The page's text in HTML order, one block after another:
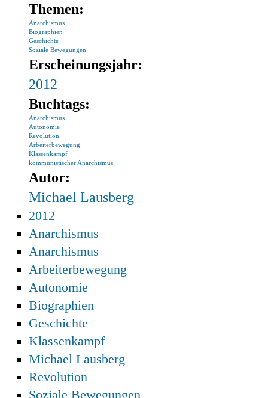
Themen:
Anarchismus
Biographien
Geschichte
Soziale Bewegungen
Erscheinungsjahr:
2012
Buchtags:
Anarchismus
Autonomie
Revolution
Arbeiterbewegung
Klassenkampf
kommunistischer Anarchismus
Autor:
Michael Lausberg
2012
Anarchismus
Anarchismus
Arbeiterbewegung
Autonomie
Biographien
Geschichte
Klassenkampf
Michael Lausberg
Revolution
Soziale Bewegungen